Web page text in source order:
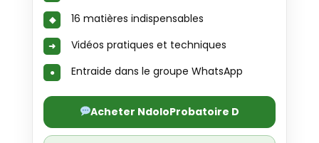
16 matières indispensables
Vidéos pratiques et techniques
Entraide dans le groupe WhatsApp
Acheter NdoloProbatoire D